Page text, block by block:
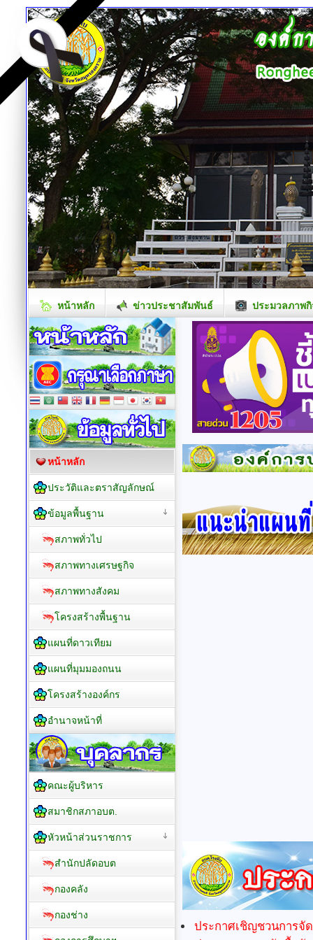
หน้าหลัก ข่าวประชาสัมพันธ์ ประมวลภาพ
ประกาศเชิญชวนการจั
หน้าหลัก
ประวัติและตราสัญลักษณ์
ข้อมูลพื้นฐาน
สภาพทั่วไป
สภาพทางเศรษฐกิจ
สภาพทางสังคม
โครงสร้างพื้นฐาน
แผนที่ดาวเทียม
แผนที่มุมมองถนน
โครงสร้างองค์กร
อำนาจหน้าที่
คณะผู้บริหาร
สมาชิกสภาอบต.
หัวหน้าส่วนราชการ
สำนักปลัดอบต
กองคลัง
กองช่าง